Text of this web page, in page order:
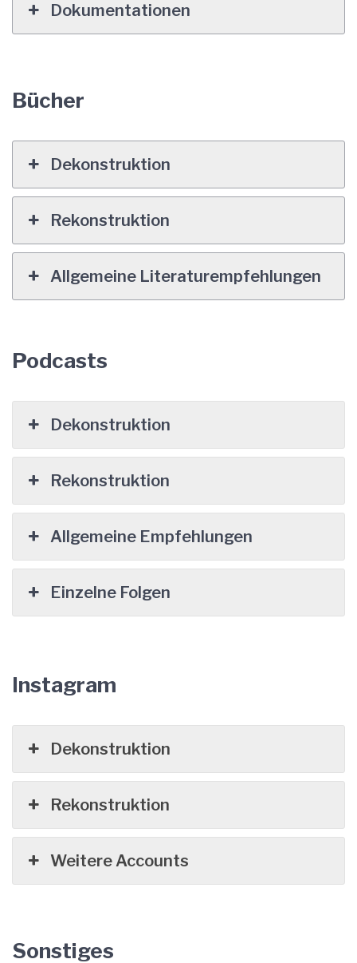
Dokumentationen
Bücher
Dekonstruktion
Rekonstruktion
Allgemeine Literaturempfehlungen
Podcasts
Dekonstruktion
Rekonstruktion
Allgemeine Empfehlungen
Einzelne Folgen
Instagram
Dekonstruktion
Rekonstruktion
Weitere Accounts
Sonstiges